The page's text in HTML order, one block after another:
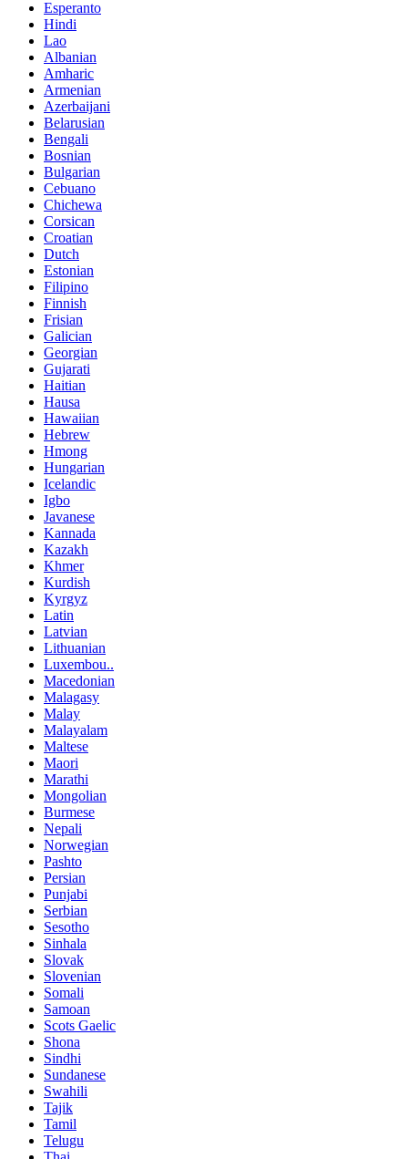
Esperanto
Hindi
Lao
Albanian
Amharic
Armenian
Azerbaijani
Belarusian
Bengali
Bosnian
Bulgarian
Cebuano
Chichewa
Corsican
Croatian
Dutch
Estonian
Filipino
Finnish
Frisian
Galician
Georgian
Gujarati
Haitian
Hausa
Hawaiian
Hebrew
Hmong
Hungarian
Icelandic
Igbo
Javanese
Kannada
Kazakh
Khmer
Kurdish
Kyrgyz
Latin
Latvian
Lithuanian
Luxembou..
Macedonian
Malagasy
Malay
Malayalam
Maltese
Maori
Marathi
Mongolian
Burmese
Nepali
Norwegian
Pashto
Persian
Punjabi
Serbian
Sesotho
Sinhala
Slovak
Slovenian
Somali
Samoan
Scots Gaelic
Shona
Sindhi
Sundanese
Swahili
Tajik
Tamil
Telugu